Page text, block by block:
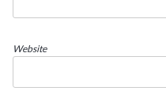
Website